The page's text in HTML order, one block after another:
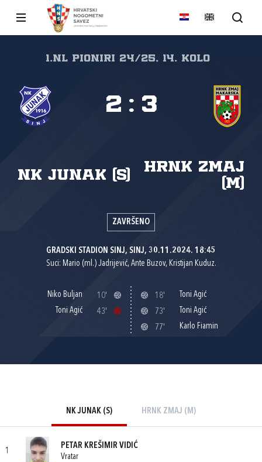
1.nl Pioniri 24/25, 14. kolo
NK Junak (S)
HRNK Zmaj
(M)
2 : 3
ZAVRŠENO
GRADSKI STADION SINJ, SINJ, 30.11.2024. 18:45
Suci: Mario (ml.) Jadrijević, Ante Buzov, Kristijan Kuduz.
Niko Buljan
10'
Toni Agić
43'
18'
Toni Agić
73'
Toni Agić
77'
Karlo Fiamin
NK JUNAK (S) HRNK ZMAJ (M)
1
PETAR KREŠIMIR VIDIĆ
Vratar